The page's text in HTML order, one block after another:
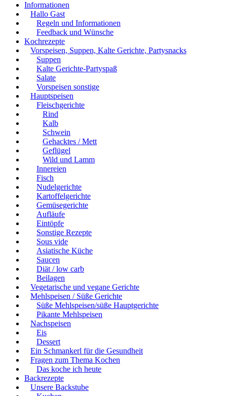
Informationen
Hallo Gast
Regeln und Informationen
Feedback und Wünsche
Kochrezepte
Vorspeisen, Suppen, Kalte Gerichte, Partysnacks
Suppen
Kalte Gerichte-Partyspaß
Salate
Vorspeisen sonstige
Hauptspeisen
Fleischgerichte
Rind
Kalb
Schwein
Gehacktes / Mett
Geflügel
Wild und Lamm
Innereien
Fisch
Nudelgerichte
Kartoffelgerichte
Gemüsegerichte
Aufläufe
Eintöpfe
Sonstige Rezepte
Sous vide
Asiatische Küche
Saucen
Diät / low carb
Beilagen
Vegetarische und vegane Gerichte
Mehlspeisen / Süße Gerichte
Süße Mehlspeisen/süße Hauptgerichte
Pikante Mehlspeisen
Nachspeisen
Eis
Dessert
Ein Schmankerl für die Gesundheit
Fragen zum Thema Kochen
Das koche ich heute
Backrezepte
Unsere Backstube